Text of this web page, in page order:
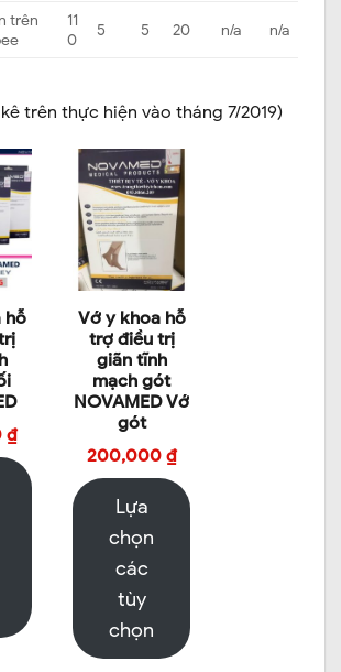
trên
11
0
5 5 20 n/a n/a
trên thực hiện vào tháng 7/2019)
hỗ
₫
Vớ y khoa hỗ
trợ điều trị
giãn tĩnh
mạch gót
NOVAMED Vớ
gót
200,000₫
Lựa
chọn
các
tùy
chọn